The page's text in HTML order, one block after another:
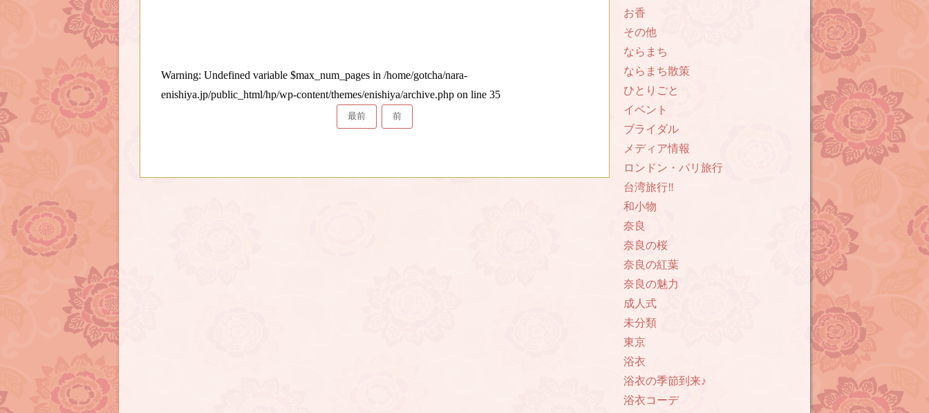
Warning: Undefined variable $max_num_pages in /home/gotcha/nara-
enishiya.jp/public_html/hp/wp-content/themes/enishiya/archive.php on line 35
最前 前
お香
その他
ならまち
ならまち散策
ひとりごと
イベント
ブライダル
メディア情報
ロンドン・パリ旅行
台湾旅行‼︎
和小物
奈良
奈良の桜
奈良の紅葉
奈良の魅力
成人式
未分類
東京
浴衣
浴衣の季節到来♪
浴衣コーデ